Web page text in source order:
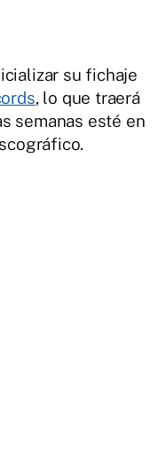
su fichaje
, lo que traerá
semanas esté en